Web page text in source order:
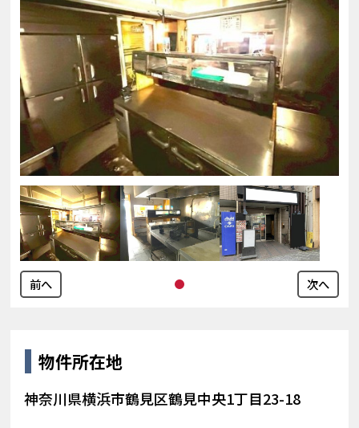
前へ 次へ
物件所在地
神奈川県横浜市鶴見区鶴見中央1丁目23-18